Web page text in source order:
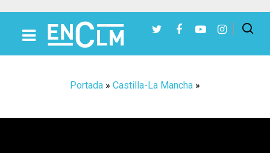
Portada » Castilla-La Mancha »